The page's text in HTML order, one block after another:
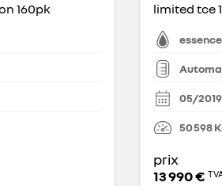
160pk limited tce
essence
05/2019
50 598
prix
13 990 €